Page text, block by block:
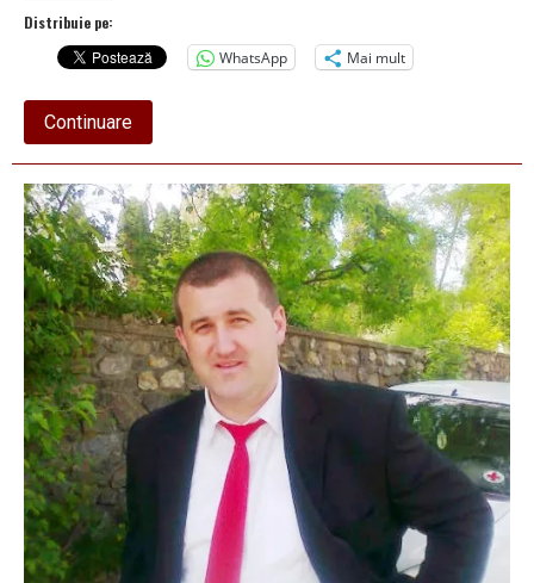
Distribuie pe:
WhatsApp
Mai mult
Continuareabout
Stadionul
minerilor
intră
pe
hârtie